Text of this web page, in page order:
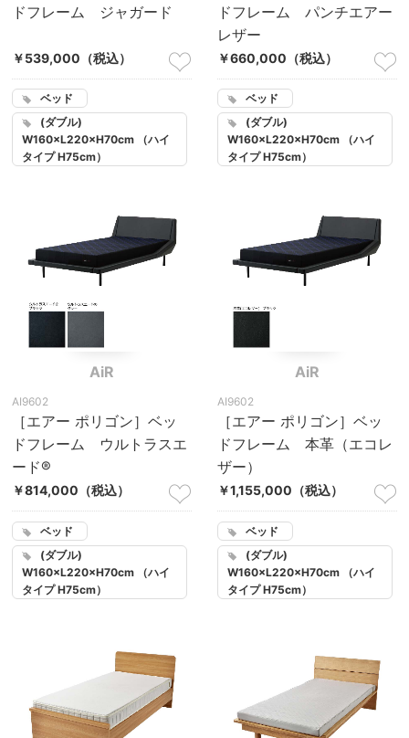
ドフレーム ジャガード
￥539,000 （税込）
ベッド
(ダブル)
W160×L220×H70cm （ハイ
タイプ H75cm）
ドフレーム パンチエアー
レザー
￥660,000 （税込）
ベッド
(ダブル)
W160×L220×H70cm （ハイ
タイプ H75cm）
AiR
AI9602
［エアー ポリゴン］ベッ
ドフレーム ウルトラスエ
ード®
￥814,000 （税込）
ベッド
(ダブル)
W160×L220×H70cm （ハイ
タイプ H75cm）
AiR
AI9602
［エアー ポリゴン］ベッ
ドフレーム 本革（エコレ
ザー）
￥1,155,000 （税込）
ベッド
(ダブル)
W160×L220×H70cm （ハイ
タイプ H75cm）